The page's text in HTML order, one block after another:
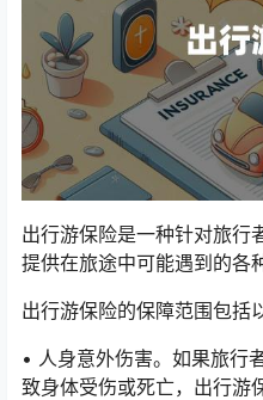
出行游保险是一种针对旅行
提供在旅途中可能遇到的各
出行游保险的保障范围包括
• 人身意外伤害。如果旅行
致身体受伤或死亡，出行游